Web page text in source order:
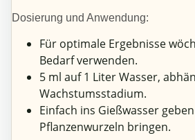
Dosierung und Anwendung:
Für optimale Ergebnisse
Bedarf verwenden.
5 ml auf 1 Liter Wasser,
Wachstumsstadium.
Einfach ins Gießwasser
Pflanzenwurzeln bringen.